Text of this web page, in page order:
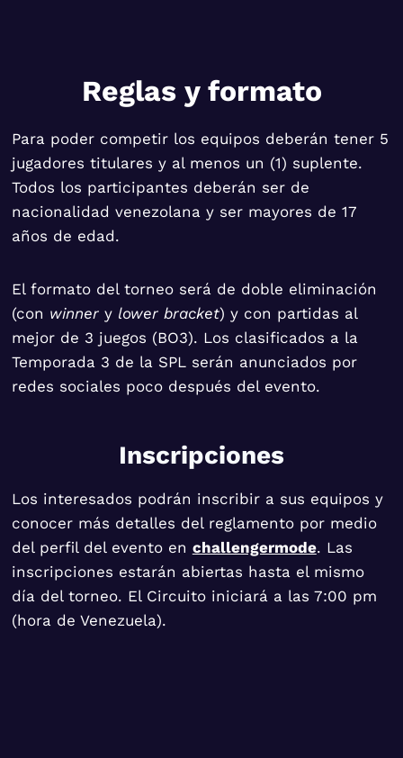
Reglas y formato
Para poder competir los equipos deberán tener 5
jugadores titulares y al menos un (1) suplente.
Todos los participantes deberán ser de
nacionalidad venezolana y ser mayores de 17
años de edad.
El formato del torneo será de doble eliminación
(con winnery lower bracket) y con partidas al
mejor de 3 juegos (BO3). Los clasificados a la
Temporada 3 de la SPL serán anunciados por
redes sociales poco después del evento.
Inscripciones
Los interesados podrán inscribir a sus equipos y
conocer más detalles del reglamento por medio
del perfil del evento en challengermode. Las
inscripciones estarán abiertas hasta el mismo
día del torneo. El Circuito iniciará a las 7:00 pm
(hora de Venezuela).